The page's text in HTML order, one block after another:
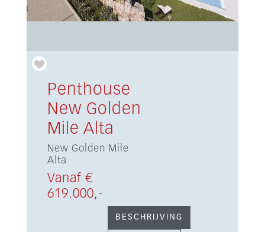
Penthouse
New Golden
Mile Alta
New Golden Mile
Alta
Vanaf €
619.000,-
BESCHRIJVING